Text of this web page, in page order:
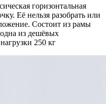
горизонтальная
Её нельзя разобрать или
Состоит из рамы
из дешёвых
250 кг